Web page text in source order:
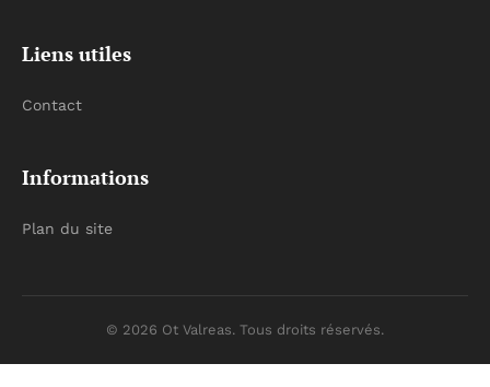
Liens utiles
Contact
Informations
Plan du site
© 2026 Ot Valreas. Tous droits réservés.